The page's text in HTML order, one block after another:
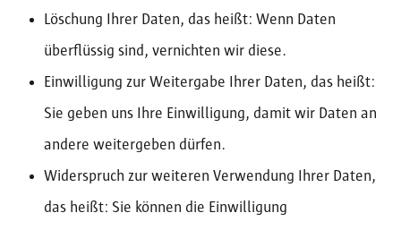
Löschung Ihrer Daten, das heißt: Wenn Daten
überflüssig sind, vernichten wir diese.
Einwilligung zur Weitergabe Ihrer Daten, das heißt:
Sie geben uns Ihre Einwilligung, damit wir Daten an
andere weitergeben dürfen.
Widerspruch zur weiteren Verwendung Ihrer Daten,
das heißt: Sie können die Einwilligung